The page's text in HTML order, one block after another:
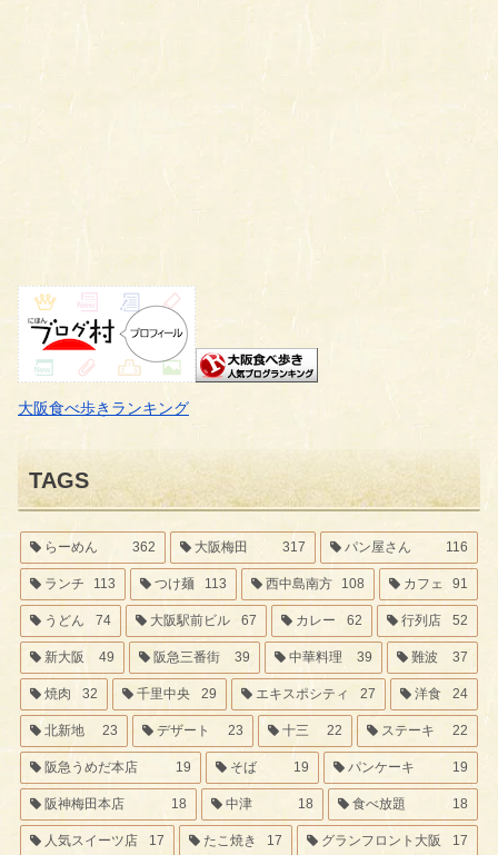
大阪食べ歩きランキング
TAGS
らーめん 362 大阪梅田 317 パン屋さん 116
ランチ 113 つけ麺 113 西中島南方 108 カフェ 91
うどん 74 大阪駅前ビル 67 カレー 62 行列店 52
新大阪 49 阪急三番街 39 中華料理 39 難波 37
焼肉 32 千里中央 29 エキスポシティ 27 洋食 24
北新地 23 デザート 23 十三 22 ステーキ 22
阪急うめだ本店 19 そば 19 パンケーキ 19
阪神梅田本店 18 中津 18 食べ放題 18
人気スイーツ店 17 たこ焼き 17 グランフロント大阪 17